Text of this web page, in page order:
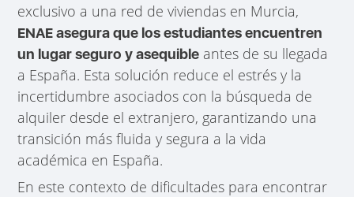
exclusivo a una red de viviendas en Murcia,
ENAE asegura que los estudiantes encuentren
un lugar seguro y asequible antes de su llegada
a España. Esta solución reduce el estrés y la
incertidumbre asociados con la búsqueda de
alquiler desde el extranjero, garantizando una
transición más fluida y segura a la vida
académica en España.
En este contexto de dificultades para encontrar